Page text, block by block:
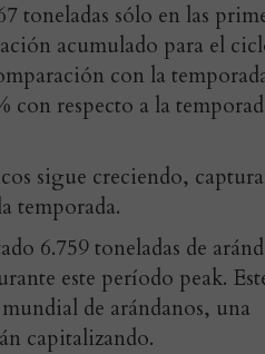
toneladas sólo en las
acumulado para el
con la
con respecto a la
sigue creciendo,
temporada.
6.759 toneladas de
este período peak.
de arándanos, una
capitalizando.